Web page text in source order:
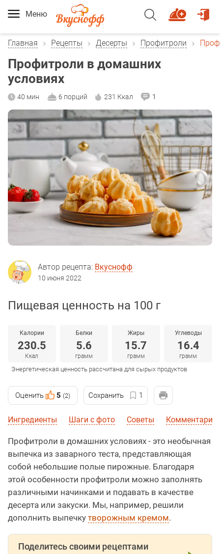
Меню
Главная Рецепты Десерты Профитроли
Профитроли в домашних
условиях
40 мин 6 порций 231 Ккал 1
Автор рецепта: Вкуснофф
10 июня 2022
Пищевая ценность на 100 г
Калории
230.5
Ккал
Белки
5.6
грамм
Жиры
15.7
грамм
Углеводы
16.4
грамм
Энергетическая ценность рассчитана для сырых продуктов
Оценить 5 (2) Сохранить 1
Ингредиенты Шаги с фото Советы Комментарии
Профитроли в домашних условиях - это необычная
выпечка из заварного теста, представляющая
собой небольшие полые пирожные. Благодаря
этой особенности профитроли можно заполнять
различными начинками и подавать в качестве
десерта или закуски. Мы, например, решили
дополнить выпечку творожным кремом.
Поделитесь своими рецептами